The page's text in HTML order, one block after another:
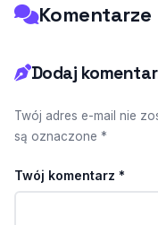
Komentarze
Dodaj
Twój adres e-mail nie
są oznaczone *
Twój komentarz *